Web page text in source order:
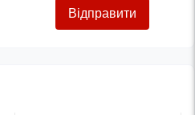
Відправити